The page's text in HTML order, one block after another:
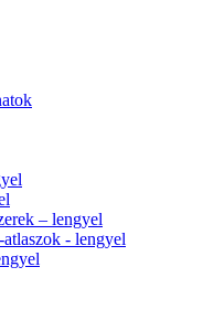
– lengyel
- lengyel